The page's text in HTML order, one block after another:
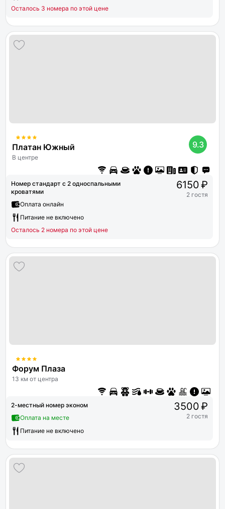
Осталось 3 номера по этой цене
Платан Южный
В центре
9.3
Номер стандарт с 2 односпальными
кроватями
Оплата онлайн
Питание не включено
Осталось 2 номера по этой цене
6150 ₽
2 гостя
Форум Плаза
13 км от центра
2-местный номер эконом
Оплата на месте
Питание не включено
3500 ₽
2 гостя